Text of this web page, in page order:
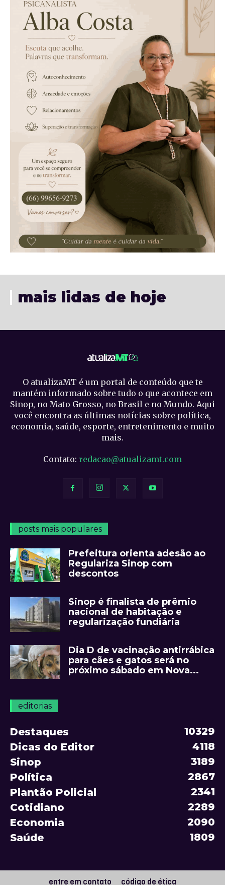
mais lidas de hoje
O atualizaMT é um portal de conteúdo que te
mantém informado sobre tudo o que acontece em
Sinop, no Mato Grosso, no Brasil e no Mundo. Aqui
você encontra as últimas notícias sobre política,
economia, saúde, esporte, entretenimento e muito
mais.
Contato: redacao@atualizamt.com
posts mais populares
Prefeitura orienta adesão ao
Regulariza Sinop com
descontos
Sinop é finalista de prêmio
nacional de habitação e
regularização fundiária
Dia D de vacinação antirrábica
para cães e gatos será no
próximo sábado em Nova...
editorias
Destaques
10329
Dicas do Editor
4118
Sinop
3189
Política
2867
Plantão Policial
2341
Cotidiano
2289
Economia
2090
Saúde
1809
entre em contato código de ética